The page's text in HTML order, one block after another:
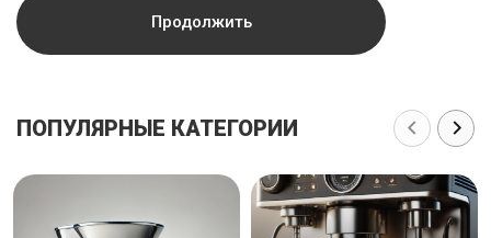
Продолжить
ПОПУЛЯРНЫЕ КАТЕГОРИИ